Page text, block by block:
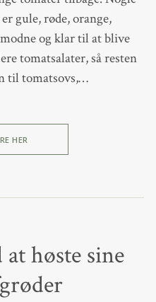
gule, røde, orange,
og klar til at blive
tomatsalater, så resten
til tomatsovs,…
HER
høste sine